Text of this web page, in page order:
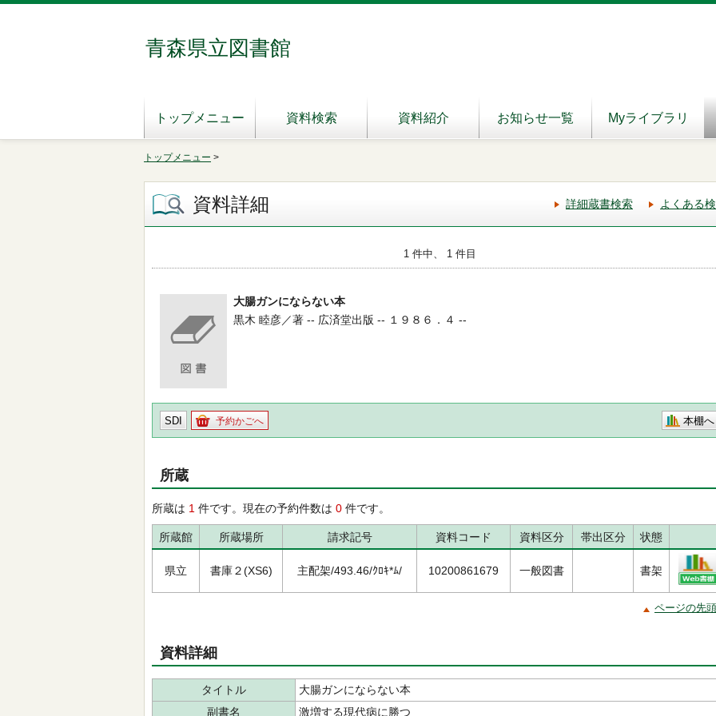
青森県立図書館
トップメニュー 資料検索 資料紹介 お知らせ一覧 Myライブラリ
トップメニュー >
資料詳細 詳細蔵書検索 よくある
1 件中、 1 件目
大腸ガンにならない本
黒木 睦彦／著 -- 広済堂出版 -- １９８６．４ --
SDI 予約かごへ 本棚へ
所蔵
所蔵は 1 件です。現在の予約件数は 0 件です。
所蔵館 所蔵場所 請求記号 資料コード 資料区分 帯出区分 状態
県立 書庫２(XS6) 主配架/493.46/ｸﾛｷ*ﾑ/ 10200861679 一般図書 書架
ページの先
資料詳細
タイトル
大腸ガンにならない本
副書名
激増する現代病に勝つ